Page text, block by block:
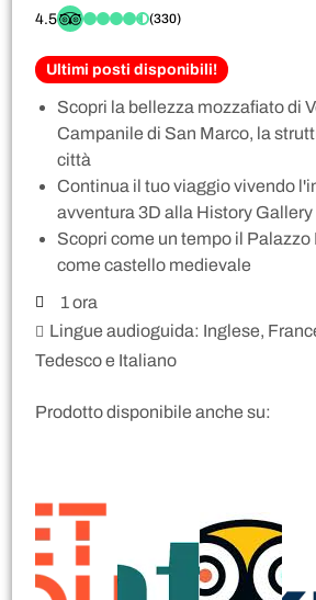
4.5 (330)
Ultimi posti disponibili!
Scopri la bellezza mozzafiato di
Campanile di San Marco, la
città
Continua il tuo viaggio vivendo
avventura 3D alla History Gallery
Scopri come un tempo il Palazzo
come castello medievale
1 ora
Lingue audioguida: Inglese,
Tedesco e Italiano
Prodotto disponibile anche su: